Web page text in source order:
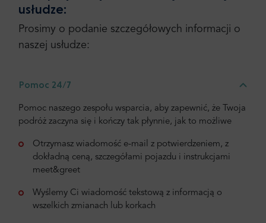
usłudze:
Prosimy o podanie szczegółowych informacji o
naszej usłudze:
Pomoc 24/7
Pomoc naszego zespołu wsparcia, aby zapewnić, że Twoja
podróż zaczyna się i kończy tak płynnie, jak to możliwe
Otrzymasz wiadomość e-mail z potwierdzeniem, z
dokładną ceną, szczegółami pojazdu i instrukcjami
meet&greet
Wyślemy Ci wiadomość tekstową z informacją o
wszelkich zmianach lub korkach